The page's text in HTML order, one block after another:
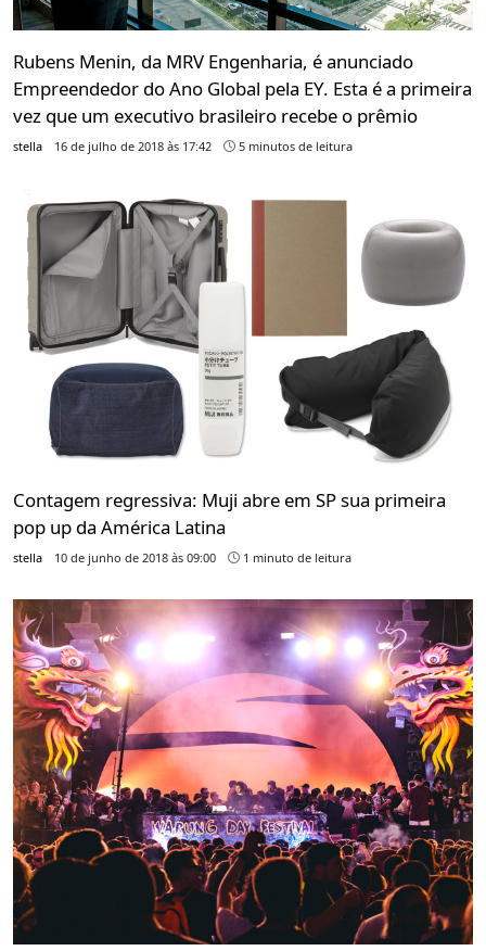
Rubens Menin, da MRV Engenharia, é anunciado
Empreendedor do Ano Global pela EY. Esta é a primeira
vez que um executivo brasileiro recebe o prêmio
stella 16 de julho de 2018 às 17:42 5 minutos de leitura
Contagem regressiva: Muji abre em SP sua primeira
pop up da América Latina
stella 10 de junho de 2018 às 09:00 1 minuto de leitura